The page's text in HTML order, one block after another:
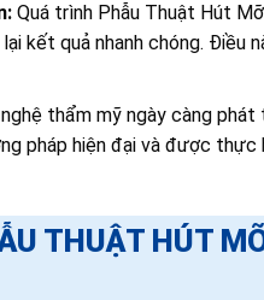
Quá trình Phẫu Thuật Hút
kết quả nhanh chóng. Điều
thẩm mỹ ngày càng
pháp hiện đại và được
THUẬT HÚT